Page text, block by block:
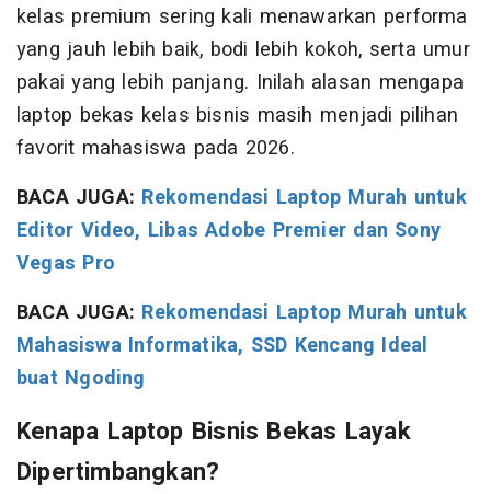
kelas premium sering kali menawarkan performa
yang jauh lebih baik, bodi lebih kokoh, serta umur
pakai yang lebih panjang. Inilah alasan mengapa
laptop bekas kelas bisnis masih menjadi pilihan
favorit mahasiswa pada 2026.
BACA JUGA: Rekomendasi Laptop Murah untuk
Editor Video, Libas Adobe Premier dan Sony
Vegas Pro
BACA JUGA: Rekomendasi Laptop Murah untuk
Mahasiswa Informatika, SSD Kencang Ideal
buat Ngoding
Kenapa Laptop Bisnis Bekas Layak
Dipertimbangkan?